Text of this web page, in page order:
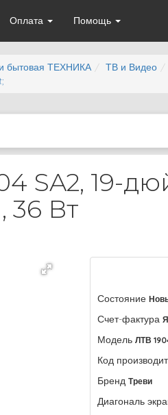
Оплата Помощь
бытовая ТЕХНИКА ТВ и Видео
SA2, 19-
36 Вт
Состояние
Счет-фактура
Модель ЛТВ
Код
Бренд Треви
Диагональ